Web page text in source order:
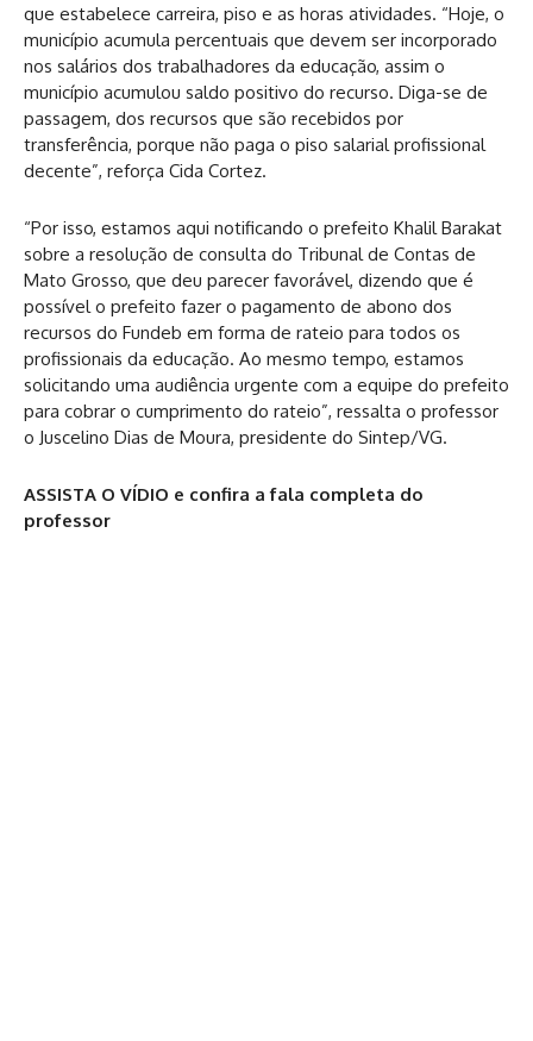
que estabelece carreira, piso e as horas atividades. “Hoje, o
município acumula percentuais que devem ser incorporado
nos salários dos trabalhadores da educação, assim o
município acumulou saldo positivo do recurso. Diga-se de
passagem, dos recursos que são recebidos por
transferência, porque não paga o piso salarial profissional
decente”, reforça Cida Cortez.
“Por isso, estamos aqui notificando o prefeito Khalil Barakat
sobre a resolução de consulta do Tribunal de Contas de
Mato Grosso, que deu parecer favorável, dizendo que é
possível o prefeito fazer o pagamento de abono dos
recursos do Fundeb em forma de rateio para todos os
profissionais da educação. Ao mesmo tempo, estamos
solicitando uma audiência urgente com a equipe do prefeito
para cobrar o cumprimento do rateio”, ressalta o professor
o Juscelino Dias de Moura, presidente do Sintep/VG.
ASSISTA O VÍDIO e confira a fala completa do
professor